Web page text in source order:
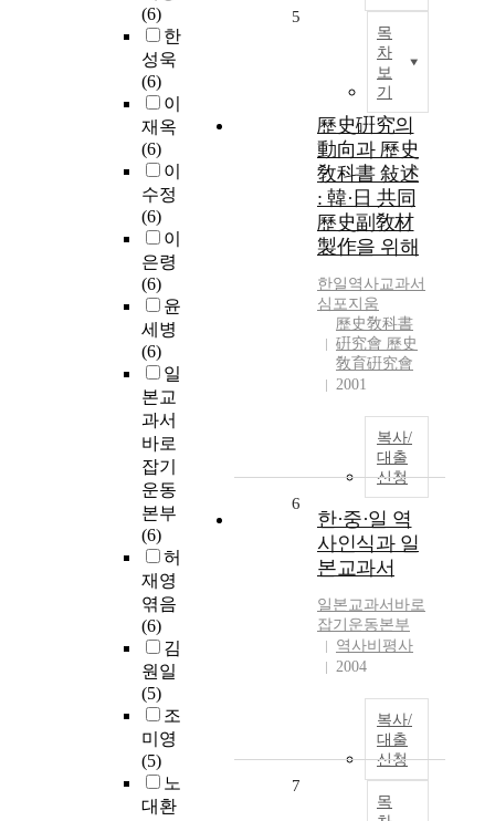
(6)
한
성욱
(6)
이
재옥
(6)
이
수정
(6)
이
은령
(6)
윤
세병
(6)
일
본교
과서
바로
잡기
운동
본부
(6)
허
재영
엮음
(6)
김
원일
(5)
조
미영
(5)
노
대환
목
차
보
기
5
歷史硏究의
動向과 歷史
敎科書 敍述
: 韓·日 共同
歷史副敎材
製作을 위해
한일역사교과서
심포지움
歷史敎科書
硏究會 歷史
敎育硏究會
2001
복사/
대출
신청
6
한·중·일 역
사인식과 일
본교과서
일본교과서바로
잡기운동본부
역사비평사
2004
복사/
대출
신청
목
7